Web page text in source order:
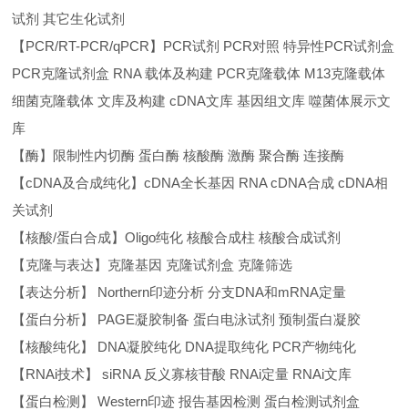
试剂 其它生化试剂
【PCR/RT-PCR/qPCR】PCR试剂 PCR对照 特异性PCR试剂盒
PCR克隆试剂盒 RNA 载体及构建 PCR克隆载体 M13克隆载体
细菌克隆载体 文库及构建 cDNA文库 基因组文库 噬菌体展示文
库
【酶】限制性内切酶 蛋白酶 核酸酶 激酶 聚合酶 连接酶
【cDNA及合成纯化】cDNA全长基因 RNA cDNA合成 cDNA相
关试剂
【核酸/蛋白合成】Oligo纯化 核酸合成柱 核酸合成试剂
【克隆与表达】克隆基因 克隆试剂盒 克隆筛选
【表达分析】 Northern印迹分析 分支DNA和mRNA定量
【蛋白分析】 PAGE凝胶制备 蛋白电泳试剂 预制蛋白凝胶
【核酸纯化】 DNA凝胶纯化 DNA提取纯化 PCR产物纯化
【RNAi技术】 siRNA 反义寡核苷酸 RNAi定量 RNAi文库
【蛋白检测】 Western印迹 报告基因检测 蛋白检测试剂盒